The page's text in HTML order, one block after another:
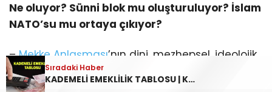
Ne oluyor? Sünni blok mu oluşturuluyor? İslam
NATO’su mu ortaya çıkıyor?
–Mekke Anlaşması’nın dini, mezhepsel, ideolojik
herhangi bir yönü bulunmuyor. Anlaşmaya imza
atanların böyle bir iddiası yok, böyle bir
Sıradaki Haber
KADEMELİ EMEKLİLİK TABLOSU | Kademeli emeklilik Meclis’e geldi mi? Kademeli emeklilik çıkarsa kim, ne zaman emekli olacak?